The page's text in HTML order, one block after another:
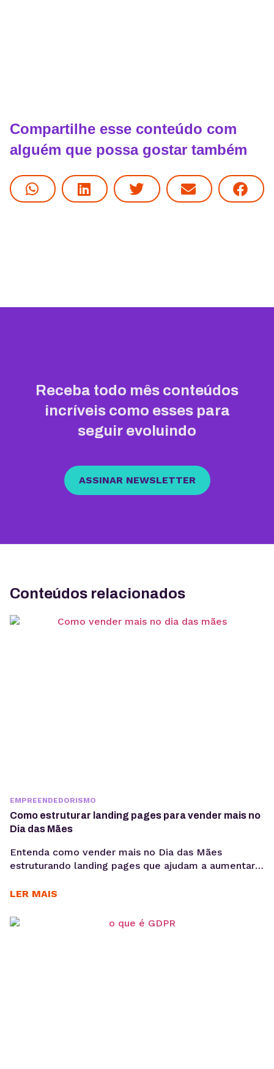
Compartilhe esse conteúdo com
alguém que possa gostar também
Receba todo mês conteúdos
incríveis como esses para
seguir evoluindo
ASSINAR NEWSLETTER
Conteúdos relacionados
EMPREENDEDORISMO
Como estruturar landing pages para vender mais no
Dia das Mães
Entenda como vender mais no Dia das Mães
estruturando landing pages que ajudam a aumentar
sustentar campanhas com apoio de performance e
com maior potencial para campanhas promocionais e
LER MAIS